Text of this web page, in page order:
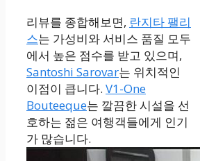
리뷰를 종합해보면, 란지타 팰리
스는 가성비와 서비스 품질 모두
에서 높은 점수를 받고 있으며,
Santoshi Sarovar는 위치적인
이점이 큽니다. V1-One
Bouteeque는 깔끔한 시설을 선
호하는 젊은 여행객들에게 인기
가 많습니다.